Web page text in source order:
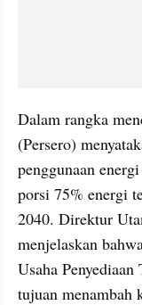
Dalam rangka
(Persero)
penggunaan
porsi 75% energi
2040. Direktur
menjelaskan
Usaha
tujuan menambah